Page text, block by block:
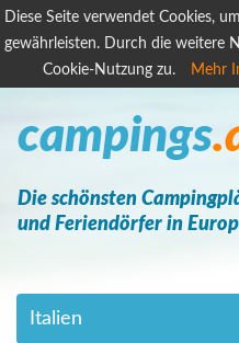
Diese Seite verwendet Cookies,
gewährleisten. Durch die weitere
Cookie-Nutzung zu.
Mehr
campings
Die schönsten
und Feriendörfer in
Italien